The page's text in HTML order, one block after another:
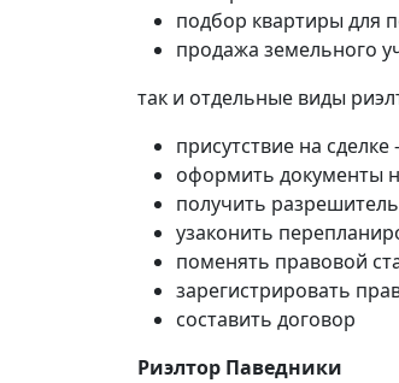
подбор квартиры для
продажа земельного
так и отдельные виды
присутствие на
оформить документы
получить
узаконить
поменять правовой
зарегистрировать
составить договор
Риэлтор Паведники